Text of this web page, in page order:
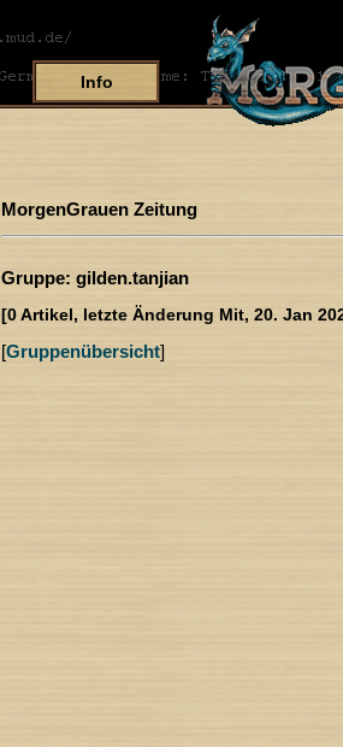
Info
MorgenGrauen Zeitung
Gruppe: gilden.tanjian
[0 Artikel, letzte Änderung Mit, 20. Jan
[Gruppenübersicht]